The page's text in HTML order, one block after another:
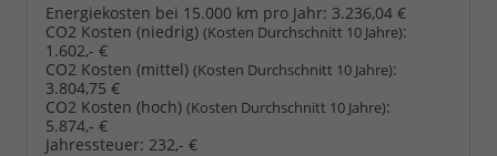
Energiekosten bei 15.000 km pro Jahr: 3.236,04 €
CO2 Kosten (niedrig) (Kosten Durchschnitt 10 Jahre):
1.602,- €
CO2 Kosten (mittel) (Kosten Durchschnitt 10 Jahre):
3.804,75 €
CO2 Kosten (hoch) (Kosten Durchschnitt 10 Jahre):
5.874,- €
Jahressteuer: 232,- €